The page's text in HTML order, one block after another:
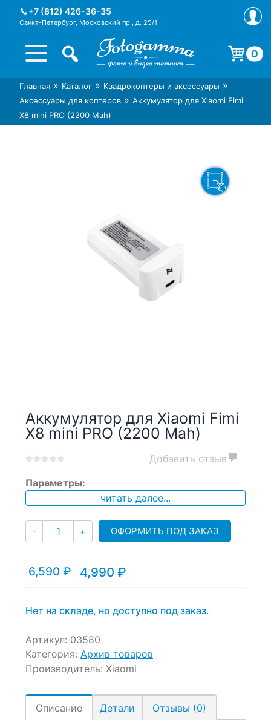
+7 (812) 426-36-35
Санкт-Петербург, Московский пр., д. 25/1
Интернет-магазин фототехники
Foto-Gamma в СПб
Магазин фотоаксессуаров foto-
gamma.ru
0
Корзина пуста.
Главная » Каталог » Квадрокоптеры и аксессуары »
Аксессуары для коптеров » Аккумулятор для Xiaomi Fimi
X8 mini PRO (2200 Mah)
Аккумулятор для Xiaomi Fimi
X8 mini PRO (2200 Mah)
out
of
based
Добавить отзыв
Параметры:
читать далее...
- Количество
+ ОФОРМИТЬ ПОД ЗАКАЗ
6,590₽
Первоначальная
6,590 ₽.
4,990 ₽
Текущая
Нет на складе, но доступно под заказ.
Артикул: 03580
Категория: Архив товаров
Производитель: Xiaomi
Описание Детали Отзывы (0)